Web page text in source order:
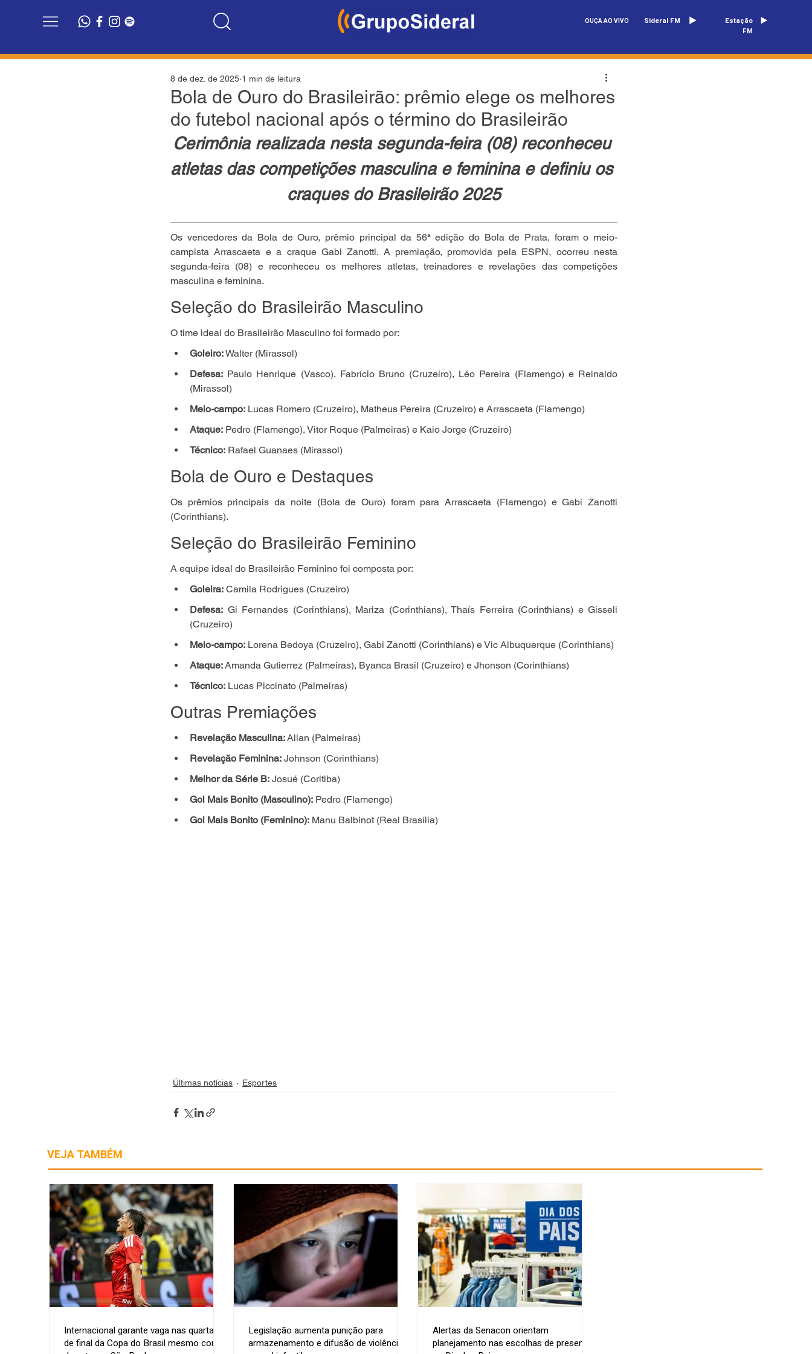
OUÇA AO VIVO Sideral FM
Estação
FM
Bola de Ouro do Brasileirão: prêmio elege os melhores
do futebol nacional após o término do Brasileirão
8 de dez. de 2025 1 min de leitura
Cerimônia realizada nesta segunda-feira (08) reconheceu
atletas das competições masculina e feminina e definiu os
craques do Brasileirão 2025
Os vencedores da Bola de Ouro, prêmio principal da 56ª edição do Bola de Prata, foram o meio-
campista Arrascaeta e a craque Gabi Zanotti. A premiação, promovida pela ESPN, ocorreu nesta
segunda-feira (08) e reconheceu os melhores atletas, treinadores e revelações das competições
masculina e feminina.
Seleção do Brasileirão Masculino
O time ideal do Brasileirão Masculino foi formado por:
Goleiro: Walter (Mirassol)
Defesa: Paulo Henrique (Vasco), Fabrício Bruno (Cruzeiro), Léo Pereira (Flamengo) e Reinaldo
(Mirassol)
Meio-campo: Lucas Romero (Cruzeiro), Matheus Pereira (Cruzeiro) e Arrascaeta (Flamengo)
Ataque: Pedro (Flamengo), Vitor Roque (Palmeiras) e Kaio Jorge (Cruzeiro)
Técnico: Rafael Guanaes (Mirassol)
Bola de Ouro e Destaques
Os prêmios principais da noite (Bola de Ouro) foram para Arrascaeta (Flamengo) e Gabi Zanotti
(Corinthians).
Seleção do Brasileirão Feminino
A equipe ideal do Brasileirão Feminino foi composta por:
Goleira: Camila Rodrigues (Cruzeiro)
Defesa: Gi Fernandes (Corinthians), Mariza (Corinthians), Thaís Ferreira (Corinthians) e Gisseli
(Cruzeiro)
Meio-campo: Lorena Bedoya (Cruzeiro), Gabi Zanotti (Corinthians) e Vic Albuquerque (Corinthians)
Ataque: Amanda Gutierrez (Palmeiras), Byanca Brasil (Cruzeiro) e Jhonson (Corinthians)
Técnico: Lucas Piccinato (Palmeiras)
Outras Premiações
Revelação Masculina: Allan (Palmeiras)
Revelação Feminina: Johnson (Corinthians)
Melhor da Série B: Josué (Coritiba)
Gol Mais Bonito (Masculino): Pedro (Flamengo)
Gol Mais Bonito (Feminino): Manu Balbinot (Real Brasília)
Últimas notícias Esportes
VEJA TAMBÉM
Internacional garante vaga nas quartas
de final da Copa do Brasil mesmo com
Legislação aumenta punição para
armazenamento e difusão de violência
Alertas da Senacon orientam
planejamento nas escolhas de presentes